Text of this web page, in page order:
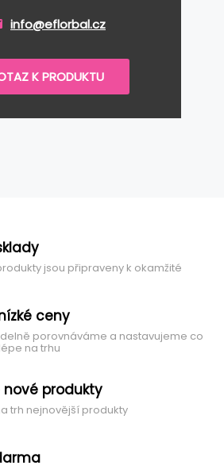
info@eflorbal.cz
K PRODUKTU
jsou připraveny k okamžité
ceny
porovnáváme a nastavujeme co
na trhu
nové produkty
trh nejnovější produkty